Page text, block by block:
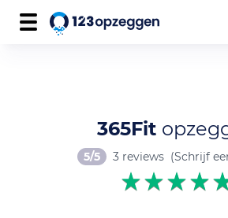
365Fit
5/5 3 reviews (Schrijf